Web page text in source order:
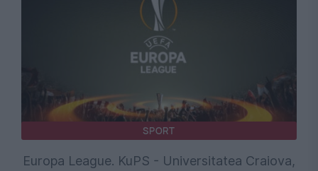
SPORT
Europa League. KuPS - Universitatea Craiova,